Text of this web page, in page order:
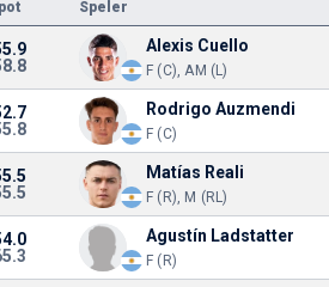
pot
Speler
Alexis Cuello
F (C), AM (L)
Rodrigo Auzmendi
F (C)
Matías Reali
F (R), M (RL)
Agustín Ladstatter
F (R)